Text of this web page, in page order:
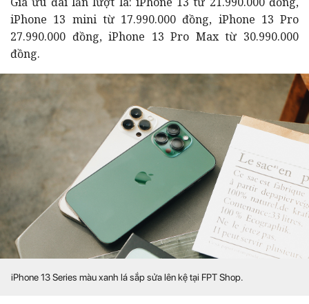
iPhone 13 mini từ 17.990.000 đồng, iPhone 13 Pro
27.990.000 đồng, iPhone 13 Pro Max từ 30.990.000
đồng.
iPhone 13 Series màu xanh lá sắp sửa lên kệ tại FPT Shop.